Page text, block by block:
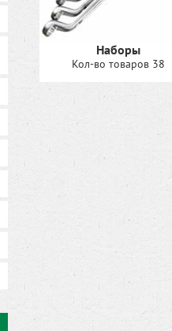
Наборы
Кол-во товаров 38